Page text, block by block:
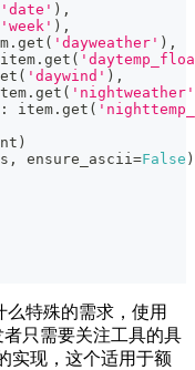
'date' ) ,
'week' ) ,
. get ( 'dayweather' ) ,
item . get (
( 'daywind' ) ,
. get ( 'nightweather'
: item . get (
)
, ensure_ascii=False )
么特殊的需求，使用
者只需要关注工具的具
实现，这个适用于额